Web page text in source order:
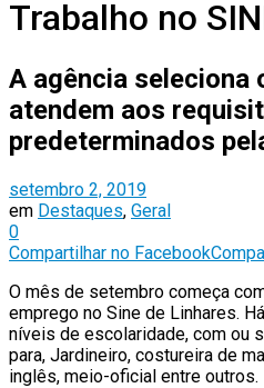
Trabalho no
A agência seleciona
atendem aos
predeterminados
setembro 2, 2019
em Destaques, Geral
0
Compartilhar no Facebook
O mês de setembro começa
emprego no Sine de Linhares.
níveis de escolaridade, com ou
para, Jardineiro, costureira de
inglês, meio-oficial entre outros.